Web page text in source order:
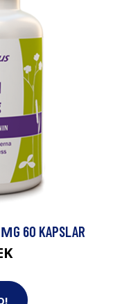
60 KAPSLAR